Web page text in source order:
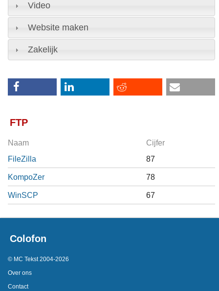
Video
Website maken
Zakelijk
FTP
Naam Cijfer
FileZilla 87
KompoZer 78
WinSCP 67
Colofon
© MC Tekst 2004-2026
Over ons
Contact